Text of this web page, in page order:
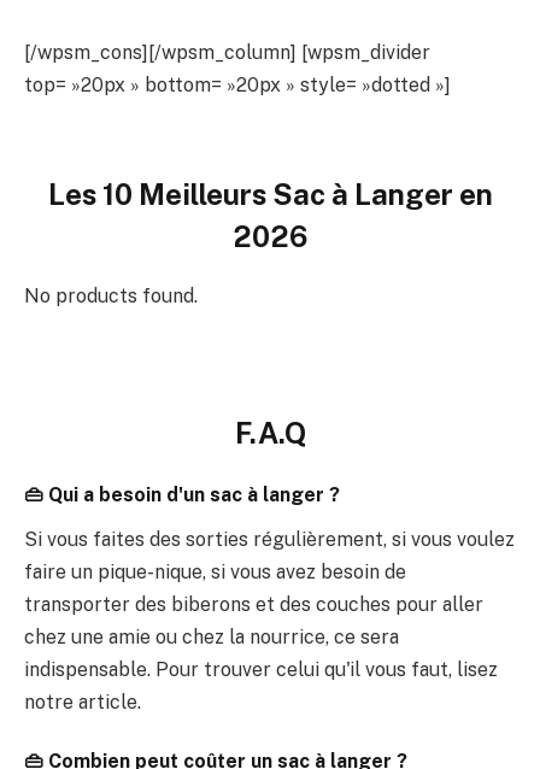
[/wpsm_cons][/wpsm_column] [wpsm_divider
top= »20px » bottom= »20px » style= »dotted »]
Les 10 Meilleurs Sac à Langer en
2026
No products found.
F.A.Q
👜 Qui a besoin d'un sac à langer ?
Si vous faites des sorties régulièrement, si vous voulez
faire un pique-nique, si vous avez besoin de
transporter des biberons et des couches pour aller
chez une amie ou chez la nourrice, ce sera
indispensable. Pour trouver celui qu'il vous faut, lisez
notre article.
👜 Combien peut coûter un sac à langer ?